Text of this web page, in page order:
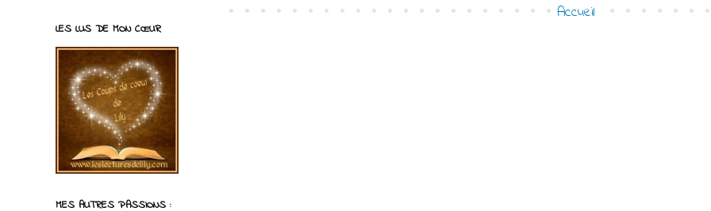
Accueil
LES LUS DE MON CŒUR
MES AUTRES PASSIONS :